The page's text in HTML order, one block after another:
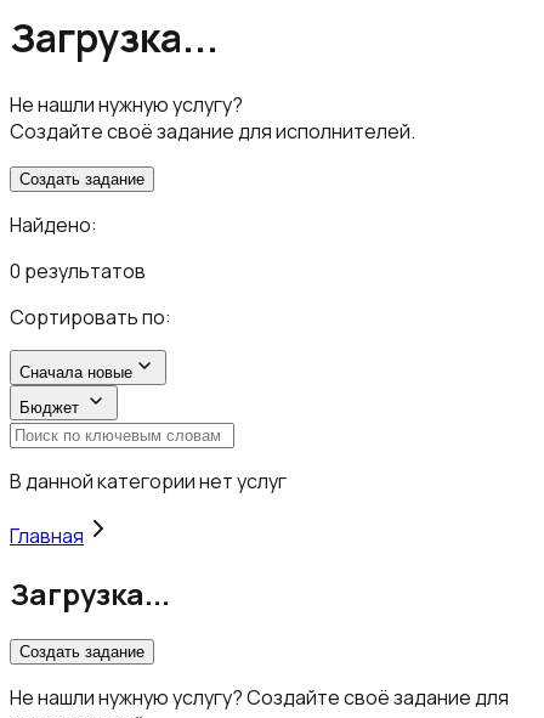
Загрузка...
Не нашли нужную услугу?
Создайте своё задание для исполнителей.
Создать задание
Найдено:
0 результатов
Сортировать по:
Сначала новые
Бюджет
В данной категории нет услуг
Главная
Загрузка...
Создать задание
Не нашли нужную услугу? Создайте своё задание для